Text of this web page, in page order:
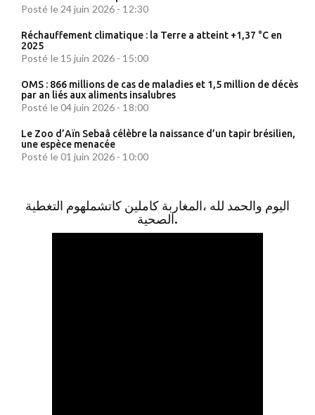
Posté le 24 juin 2026 - 12:30
Réchauffement climatique : la Terre a atteint +1,37 °C en
2025
Posté le 15 juin 2026 - 15:00
OMS : 866 millions de cas de maladies et 1,5 million de décès
par an liés aux aliments insalubres
Posté le 04 juin 2026 - 18:00
Le Zoo d’Aïn Sebaâ célèbre la naissance d’un tapir brésilien,
une espèce menacée
Posté le 01 juin 2026 - 10:00
اليوم والحمد لله ،المغاربة كاملين كاتشملهوم التغطية
الصحية.